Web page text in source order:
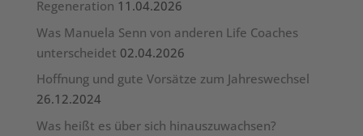
Regeneration 11.04.2026
Was Manuela Senn von anderen Life Coaches
unterscheidet 02.04.2026
Hoffnung und gute Vorsätze zum Jahreswechsel
26.12.2024
Was heißt es über sich hinauszuwachsen?